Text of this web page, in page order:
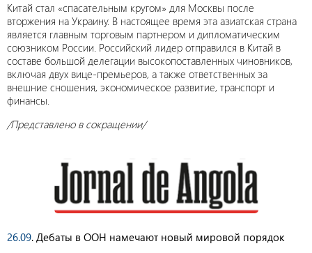
Китай стал «спасательным кругом» для Москвы после
вторжения на Украину. В настоящее время эта азиатская страна
является главным торговым партнером и дипломатическим
союзником России. Российский лидер отправился в Китай в
составе большой делегации высокопоставленных чиновников,
включая двух вице-премьеров, а также ответственных за
внешние сношения, экономическое развитие, транспорт и
финансы.
/Представлено в сокращении/
26.09. Дебаты в ООН намечают новый мировой порядок